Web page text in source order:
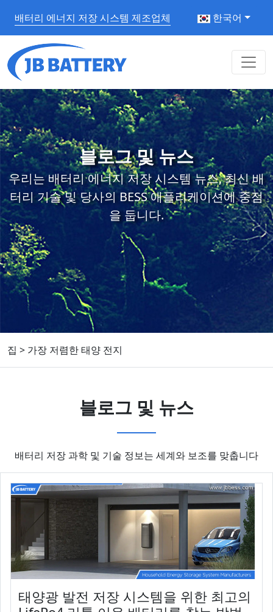
배터리 에너지 저장 시스템 제조업체 한국어
블로그 및 뉴스
우리는 배터리 에너지 저장 시스템 뉴스, 최신 배
터리 기술 및 당사의 BESS 애플리케이션에 중점
을 둡니다.
집 > 가장 저렴한 태양 전지
블로그 및 뉴스
배터리 저장 과학 및 기술 정보는 세계와 보조를 맞춥니다
태양광 발전 저장 시스템을 위한 최고의